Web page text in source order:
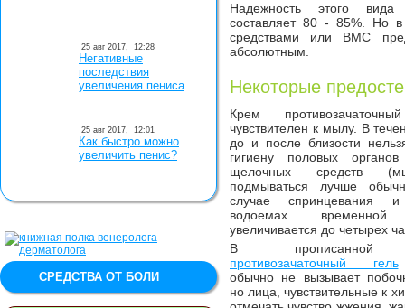
Надежность этого вида
составляет 80 - 85%. Но
средствами или ВМС
абсолютным.
Некоторые
Крем
чувствителен к мылу. В
до и после близости
гигиену половых
щелочных средств
подмываться лучше
случае спринцевания
водоемах временной
увеличивается до четырех
В прописанной
противозачаточный гель
обычно не вызывает
но лица, чувствительные к
25 авг 2017, 12:28
Негативные
последствия
увеличения пениса
25 авг 2017, 12:01
Как быстро можно
увеличить пенис?
СРЕДСТВА ОТ БОЛИ